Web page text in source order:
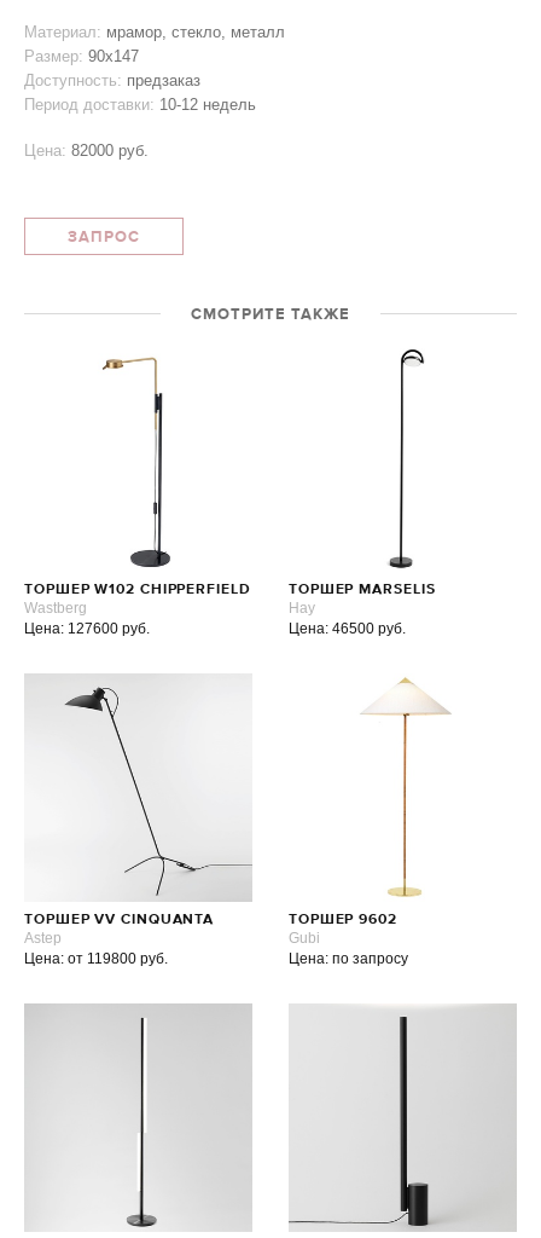
Материал: мрамор, стекло, металл
Размер: 90х147
Доступность: предзаказ
Период доставки: 10-12 недель
Цена: 82000 руб.
ЗАПРОС
СМОТРИТЕ ТАКЖЕ
ТОРШЕР W102 CHIPPERFIELD
Wastberg
Цена: 127600 руб.
ТОРШЕР MARSELIS
Hay
Цена: 46500 руб.
ТОРШЕР VV CINQUANTA
Astep
Цена: от 119800 руб.
ТОРШЕР 9602
Gubi
Цена: по запросу